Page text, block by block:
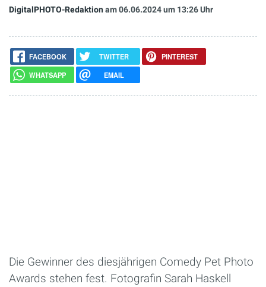
DigitalPHOTO-Redaktionam 06.06.2024um 13:26 Uhr
FACEBOOK TWITTER
PINTEREST
WHATSAPP
EMAIL
Die Gewinner des diesjährigen Comedy Pet Photo
Awards stehen fest. Fotografin Sarah Haskell